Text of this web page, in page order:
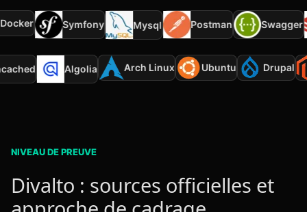
Symfony Mysql Postman Swagger
Algolia Arch Linux Ubuntu Drupal
NIVEAU DE PREUVE
Divalto : sources officielles et